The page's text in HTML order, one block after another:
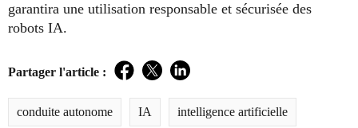
garantira une utilisation responsable et sécurisée des
robots IA.
Partager l'article : Facebook
TwitterLinkedIn
conduite autonome IA intelligence artificielle